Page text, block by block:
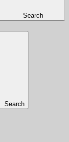
Search
Search